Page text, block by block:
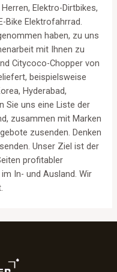
Elektro-Dirtbikes,
Bike Elektrofahrrad.
haben, zu uns
mit Ihnen zu
Citycoco-Chopper von
beispielsweise
Hyderabad,
Sie uns eine Liste der
zusammen mit Marken
zusenden. Denken
Unser Ziel ist der
profitabler
In- und Ausland. Wir